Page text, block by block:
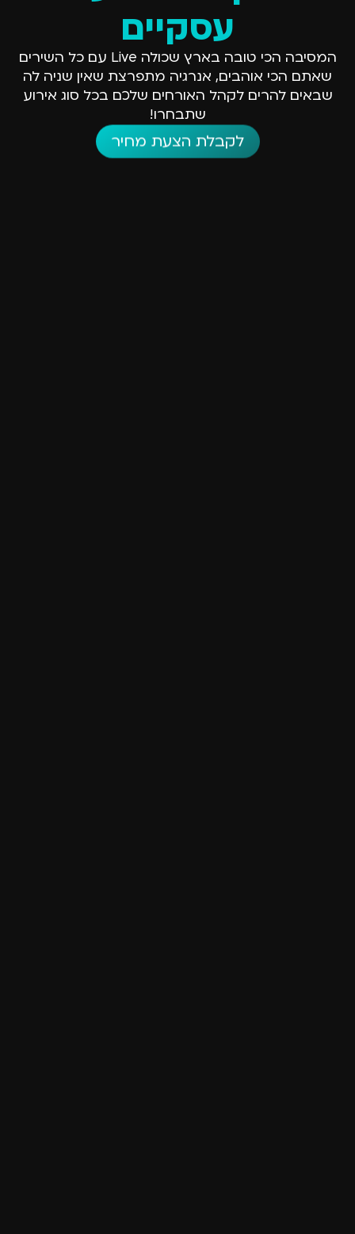
עסקיים
המסיבה הכי טובה בארץ שכולה Live עם כל השירים
שאתם הכי אוהבים, אנרגיה מתפרצת שאין שניה לה
שבאים להרים לקהל האורחים שלכם בכל סוג אירוע
שתבחרו!
לקבלת הצעת מחיר